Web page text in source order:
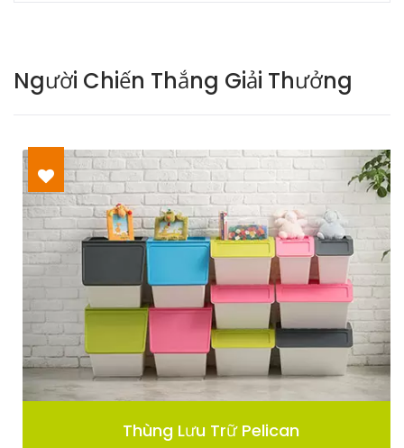
Người Chiến Thắng Giải Thưởng
Thùng Lưu Trữ Pelican